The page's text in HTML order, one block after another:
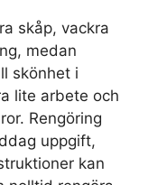
skåp, vackra
medan
skönhet i
lite arbete och
Rengöring
uppgift,
kan